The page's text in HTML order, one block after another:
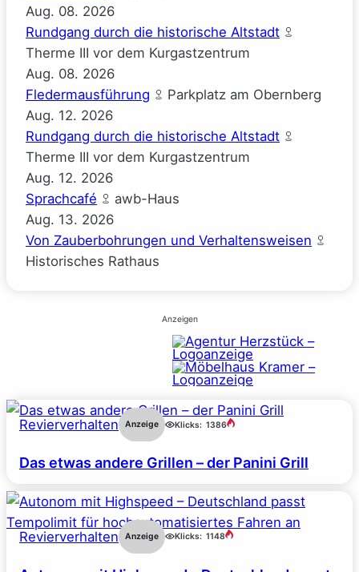
Aug. 08. 2026
Rundgang durch die historische Altstadt
Therme III vor dem Kurgastzentrum
Aug. 08. 2026
Fledermausführung
Parkplatz am Obernberg
Aug. 12. 2026
Rundgang durch die historische Altstadt
Therme III vor dem Kurgastzentrum
Aug. 12. 2026
Sprachcafé
awb-Haus
Aug. 13. 2026
Von Zauberbohrungen und Verhaltensweisen
Historisches Rathaus
Anzeigen
Revierverhalten Anzeige Klicks: 1386
Das etwas andere Grillen – der Panini Grill
Revierverhalten Anzeige Klicks: 1148